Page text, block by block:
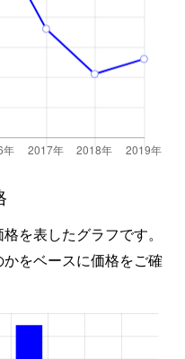
を表したグラフです。
をベースに価格をご確